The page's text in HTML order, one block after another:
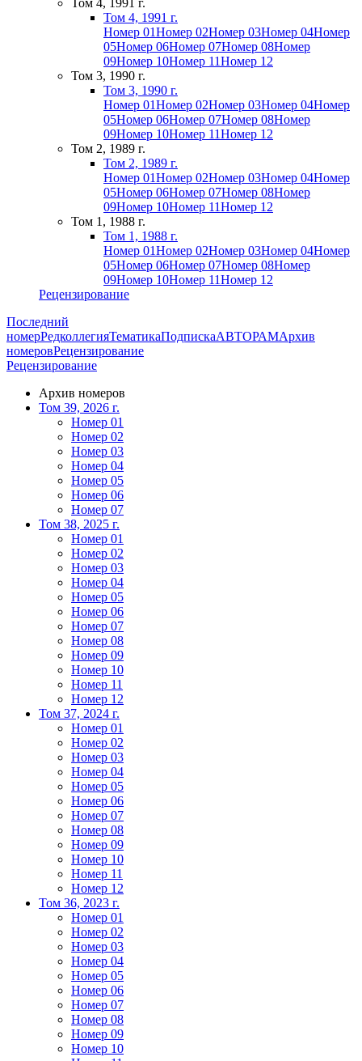
Том 4, 1991 г.
Том 4, 1991 г.
Номер 01Номер 02Номер 03Номер 04Номер
05Номер 06Номер 07Номер 08Номер
09Номер 10Номер 11Номер 12
Том 3, 1990 г.
Том 3, 1990 г.
Номер 01Номер 02Номер 03Номер 04Номер
05Номер 06Номер 07Номер 08Номер
09Номер 10Номер 11Номер 12
Том 2, 1989 г.
Том 2, 1989 г.
Номер 01Номер 02Номер 03Номер 04Номер
05Номер 06Номер 07Номер 08Номер
09Номер 10Номер 11Номер 12
Том 1, 1988 г.
Том 1, 1988 г.
Номер 01Номер 02Номер 03Номер 04Номер
05Номер 06Номер 07Номер 08Номер
09Номер 10Номер 11Номер 12
Рецензирование
Последний
номерРедколлегияТематикаПодпискаАВТОРАМАрхив
номеровРецензирование
Рецензирование
Архив номеров
Том 39, 2026 г.
Номер 01
Номер 02
Номер 03
Номер 04
Номер 05
Номер 06
Номер 07
Том 38, 2025 г.
Номер 01
Номер 02
Номер 03
Номер 04
Номер 05
Номер 06
Номер 07
Номер 08
Номер 09
Номер 10
Номер 11
Номер 12
Том 37, 2024 г.
Номер 01
Номер 02
Номер 03
Номер 04
Номер 05
Номер 06
Номер 07
Номер 08
Номер 09
Номер 10
Номер 11
Номер 12
Том 36, 2023 г.
Номер 01
Номер 02
Номер 03
Номер 04
Номер 05
Номер 06
Номер 07
Номер 08
Номер 09
Номер 10